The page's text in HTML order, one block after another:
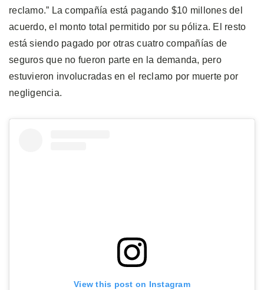
reclamo.” La compañía está pagando $10 millones del
acuerdo, el monto total permitido por su póliza. El resto
está siendo pagado por otras cuatro compañías de
seguros que no fueron parte en la demanda, pero
estuvieron involucradas en el reclamo por muerte por
negligencia.
View this post on Instagram